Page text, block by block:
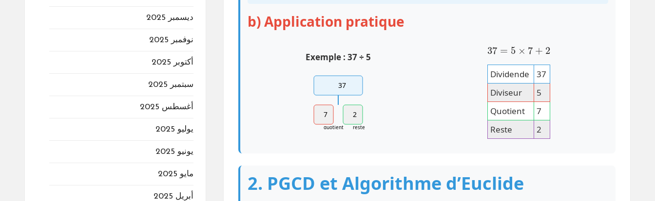
b) Application pratique
Exemple : 37 ÷ 5
37
7 2
quotient reste
×
Dividende
37
Diviseur
5
Quotient
7
Reste
2
2. PGCD et Algorithme d’Euclide
ديسمبر 2025
نوفمبر 2025
أكتوبر 2025
سبتمبر 2025
أغسطس 2025
يوليو 2025
يونيو 2025
مايو 2025
أبريل 2025